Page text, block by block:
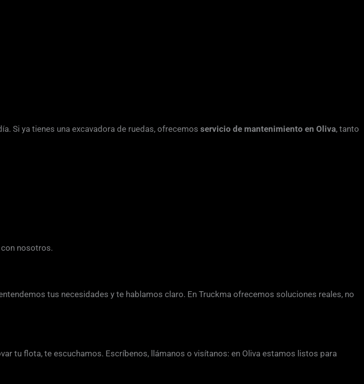
Si ya tienes una excavadora de ruedas, ofrecemos servicio de mantenimiento en Oliva, tanto
nosotros.
tus necesidades y te hablamos claro. En Truckma ofrecemos soluciones reales, no
tu flota, te escuchamos. Escríbenos, llámanos o visítanos: en Oliva estamos listos para